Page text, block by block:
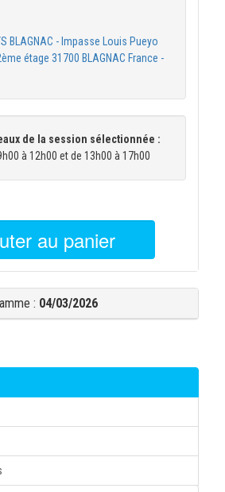
Bâtiment Alvé 2 2ème étage 31700 BLAGNAC France -
de la session sélectionnée :
à 12h00 et de 13h00 à 17h00
au panier
: 04/03/2026